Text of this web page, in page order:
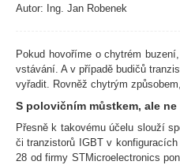
Autor: Ing. Jan Robenek
Pokud hovoříme o chytrém
vstávání. A v případě budičů
vyřadit. Rovněž chytrým
S polovičním můstkem, ale
Přesně k takovému účelu slouží
či tranzistorů IGBT v
28 od firmy STMicroelectronics